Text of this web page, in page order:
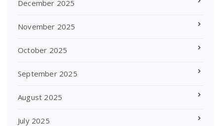
December 2025
November 2025
October 2025
September 2025
August 2025
July 2025